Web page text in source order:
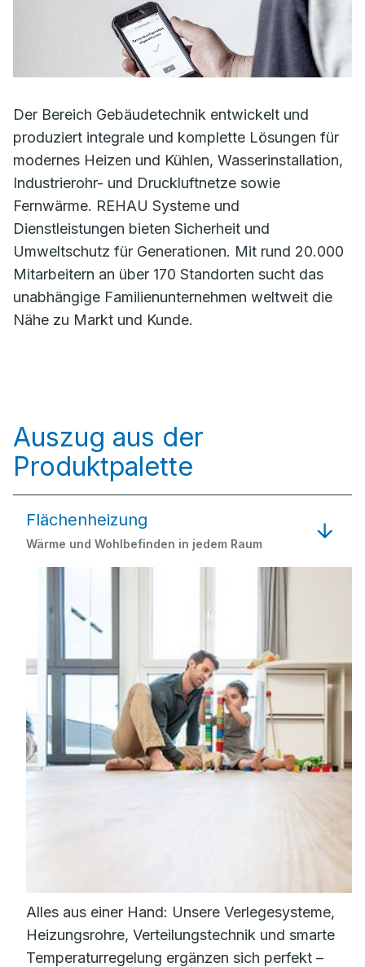
Der Bereich Gebäudetechnik entwickelt und
produziert integrale und komplette Lösungen für
modernes Heizen und Kühlen, Wasserinstallation,
Industrierohr- und Druckluftnetze sowie
Fernwärme. REHAU Systeme und
Dienstleistungen bieten Sicherheit und
Umweltschutz für Generationen. Mit rund 20.000
Mitarbeitern an über 170 Standorten sucht das
unabhängige Familienunternehmen weltweit die
Nähe zu Markt und Kunde.
Auszug aus der
Produktpalette
Flächenheizung
Wärme und Wohlbefinden in jedem Raum
Alles aus einer Hand: Unsere Verlegesysteme,
Heizungsrohre, Verteilungstechnik und smarte
Temperaturregelung ergänzen sich perfekt –